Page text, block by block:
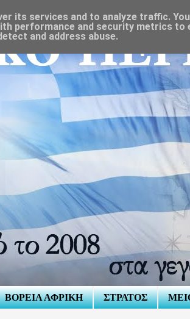
ΒΟΡΕΙΑ ΑΦΡΙΚΗ ΣΤΡΑΤΟΣ
its services and to analyze traffic.
performance and security metrics to
and address abuse.